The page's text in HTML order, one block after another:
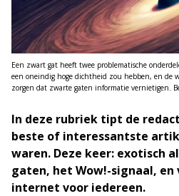
Een zwart gat heeft twee problematische
een oneindig hoge dichtheid zou hebben, en de
zorgen dat zwarte gaten informatie vernietigen.
In deze rubriek tipt de
beste of interessantste
waren. Deze keer: exotisch
gaten, het Wow!-signaal,
internet voor iedereen.